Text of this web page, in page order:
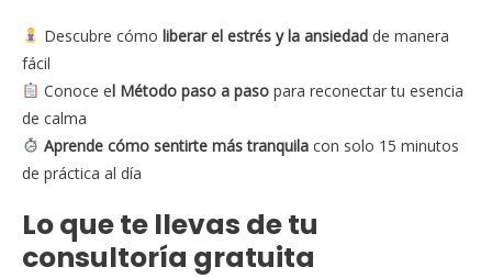
Descubre cómo liberar el estrés y la ansiedadde manera
fácil
Conoce el Método paso a pasopara reconectar tu esencia
de calma
Aprende cómo sentirte más tranquila con solo 15 minutos
de práctica al día
Lo que te llevas de tu
consultoría gratuita